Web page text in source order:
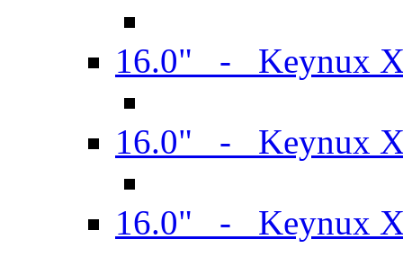
16.0" - Keynux
16.0" - Keynux
16.0" - Keynux